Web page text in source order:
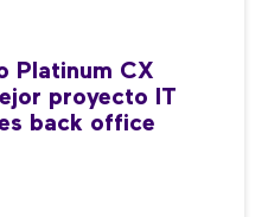
Platinum CX
proyecto IT
back office